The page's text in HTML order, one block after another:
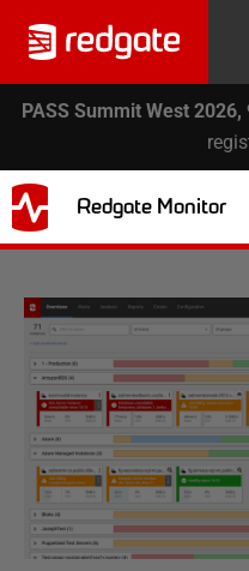
PASS Summit West
Redgate Monitor